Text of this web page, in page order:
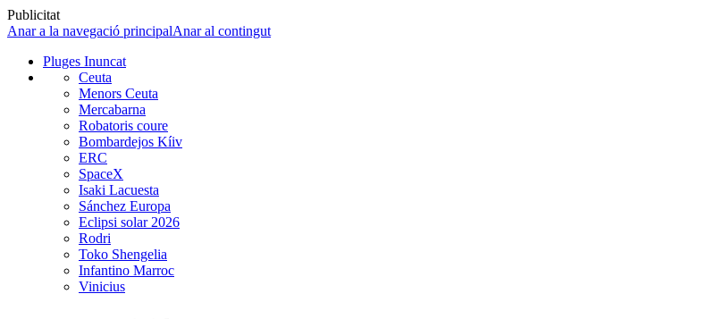
Publicitat
Anar a la navegació principalAnar al contingut
Pluges Inuncat
Ceuta
Menors Ceuta
Mercabarna
Robatoris coure
Bombardejos Kíiv
ERC
SpaceX
Isaki Lacuesta
Sánchez Europa
Eclipsi solar 2026
Rodri
Toko Shengelia
Infantino Marroc
Vinicius